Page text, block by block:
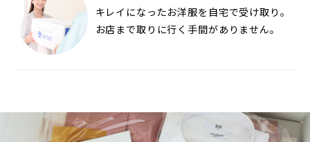
キレイになったお洋服を自宅で受け取り。
お店まで取りに行く手間がありません。